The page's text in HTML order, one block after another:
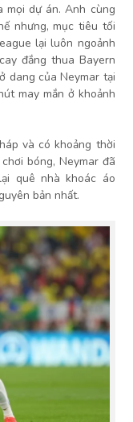
mọi dự án. Anh cùng
nhưng, mục tiêu tối
lại luôn ngoảnh
đắng thua Bayern
dang của Neymar tại
may mắn ở khoảnh
và có khoảng thời
bóng, Neymar đã
quê nhà khoác áo
bản nhất.